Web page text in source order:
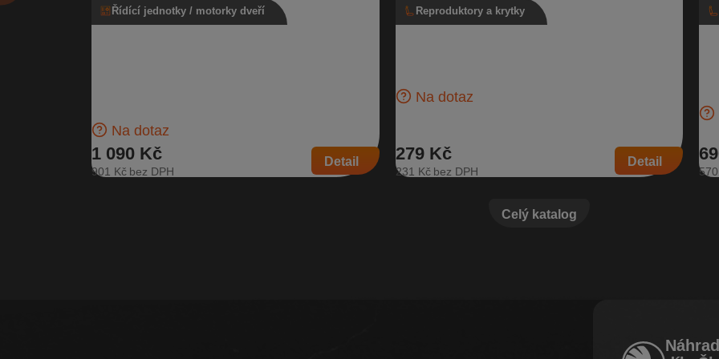
Řídící jednotky / motorky dveří
Na dotaz
1 090 Kč
901 Kč
Detail
Reproduktory a krytky
Na dotaz
279 Kč
231 Kč
Detail
Celý katalog